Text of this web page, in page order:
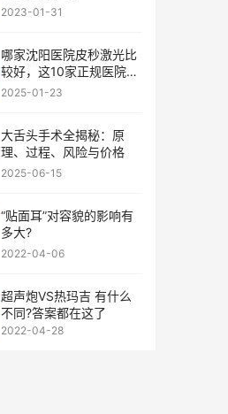
2023-01-31
哪家沈阳医院皮秒激光比
较好，这10家正规医院值
得你看看
2025-01-23
大舌头手术全揭秘：原
理、过程、风险与价格
2025-06-15
“贴面耳”对容貌的影响有
多大?
2022-04-06
超声炮VS热玛吉 有什么
不同?答案都在这了
2022-04-28